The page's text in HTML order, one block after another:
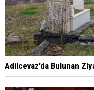
Adilcevaz’da Bulunan